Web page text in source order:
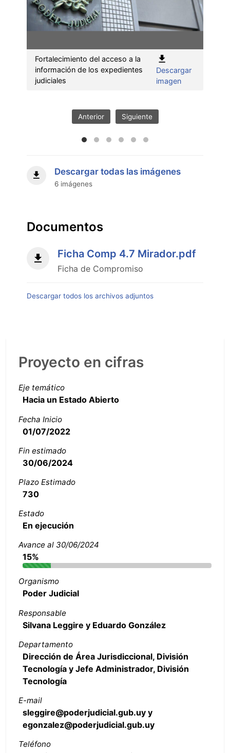
Fortalecimiento del acceso a la
información de los expedientes
judiciales
Descargar
imagen:
Anterior Siguiente
Descargar todas las imágenes
6 imágenes
Documentos
Ficha Comp 4.7 Mirador.pdf
Ficha de Compromiso
Descargar todos los archivos adjuntos
Proyecto en cifras
Eje temático
Hacia un Estado Abierto
Fecha Inicio
01/07/2022
Fin estimado
30/06/2024
Plazo Estimado
730
Estado
En ejecución
Avance al 30/06/2024
15%
Organismo
Poder Judicial
Responsable
Silvana Leggire y Eduardo González
Departamento
Dirección de Área Jurisdiccional, División
Tecnología y Jefe Administrador, División
Tecnología
E-mail
sleggire@poderjudicial.gub.uy y
egonzalez@poderjudicial.gub.uy
Teléfono